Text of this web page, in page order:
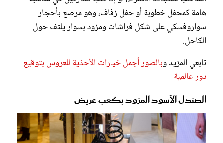
هامة كمحفل خطوبة أو حفل زفاف، وهو مرصع بأحجار
سواروفسكي على شكل فراشات ومزود بسوار يلتف حول
الكاحل.
تابعي المزيد وبالصور أجمل خيارات الأحذية للعروس بتوقيع
دور عالمية
الصندل الأسود المزود بكعب عريض